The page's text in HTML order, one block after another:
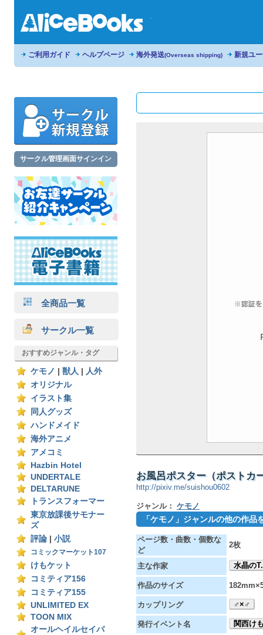
ご利用ガイド ヘルプページ 海外発送(Overseas shipping) 新規ユ
サークル管理画面サインイン
全商品一覧
サークル一覧
おすすめジャンル・タグ
ケモノ 獣人
人外
オリジナル
イラスト集
同人グッズ
ハンドメイド
海外アニメ
アメコミ
Hazbin Hotel
UNDERTALE
DELTARUNE
トランスフォーマー
東京放課後サモナー
ズ
評論
小説
コミックマーケット107
けもケット
コミティア156
コミティア155
UNLIMITED EX
TOON MIX
オールヘイルセイバ
お風呂ポスター（ポストカ
http://pixiv.me/suishou0602
ジャンル： ケモノ
「ケモノ」ジャンルの他の作品
ページ数・曲数・個数な
ど
2枚
主な作家 水晶の
作品のサイズ
カップリング ♂×♂
発行イベント名 関西け